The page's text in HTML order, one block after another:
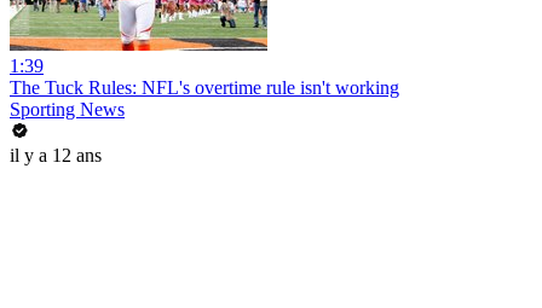
1:39
The Tuck Rules: NFL's overtime rule isn't working
Sporting News
il y a 12 ans